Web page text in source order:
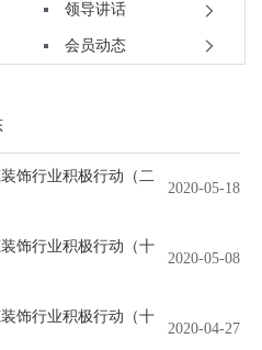
领导讲话
会员动态
饰行业积极行动（二
2020-05-18
饰行业积极行动（十
2020-05-08
饰行业积极行动（十
2020-04-27